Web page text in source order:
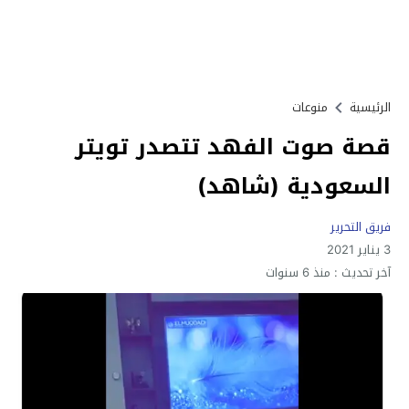
الرئيسية منوعات
قصة صوت الفهد تتصدر تويتر
السعودية (شاهد)
فريق التحرير
3 يناير 2021
آخر تحديث : منذ 6 سنوات